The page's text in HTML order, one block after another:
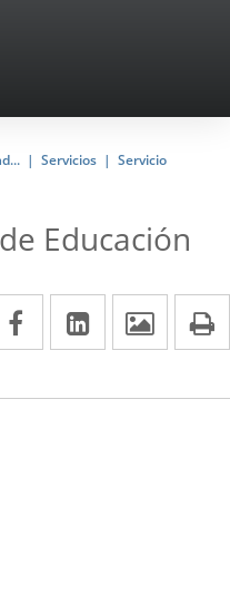
Servicios
Servicio
Educación
Facebook
Enlace
a
una
Linkedin
Enlace
a
una